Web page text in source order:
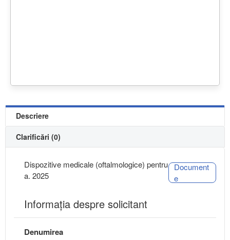
Descriere
Clarificări (0)
Dispozitive medicale (oftalmologice) pentru
a. 2025
Document
e
Informaţia despre solicitant
Denumirea